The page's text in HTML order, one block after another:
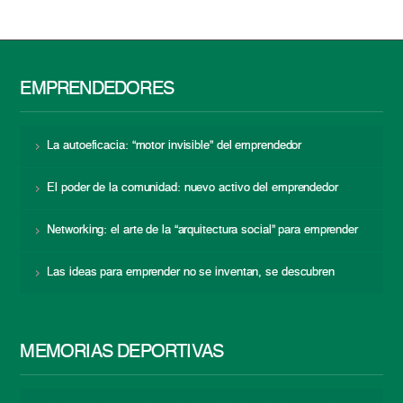
EMPRENDEDORES
La autoeficacia: “motor invisible” del emprendedor
El poder de la comunidad: nuevo activo del emprendedor
Networking: el arte de la “arquitectura social” para emprender
Las ideas para emprender no se inventan, se descubren
MEMORIAS DEPORTIVAS